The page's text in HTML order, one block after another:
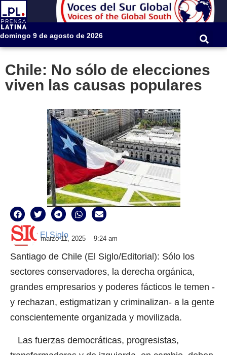
domingo 9 de agosto de 2026
Chile: No sólo de elecciones
viven las causas populares
El Siglo
marzo 11, 2025 9:24 am
Santiago de Chile (El Siglo/Editorial): Sólo los
sectores conservadores, la derecha orgánica,
grandes empresarios y poderes fácticos le temen -
y rechazan, estigmatizan y criminalizan- a la gente
conscientemente organizada y movilizada.
Las fuerzas democráticas, progresistas,